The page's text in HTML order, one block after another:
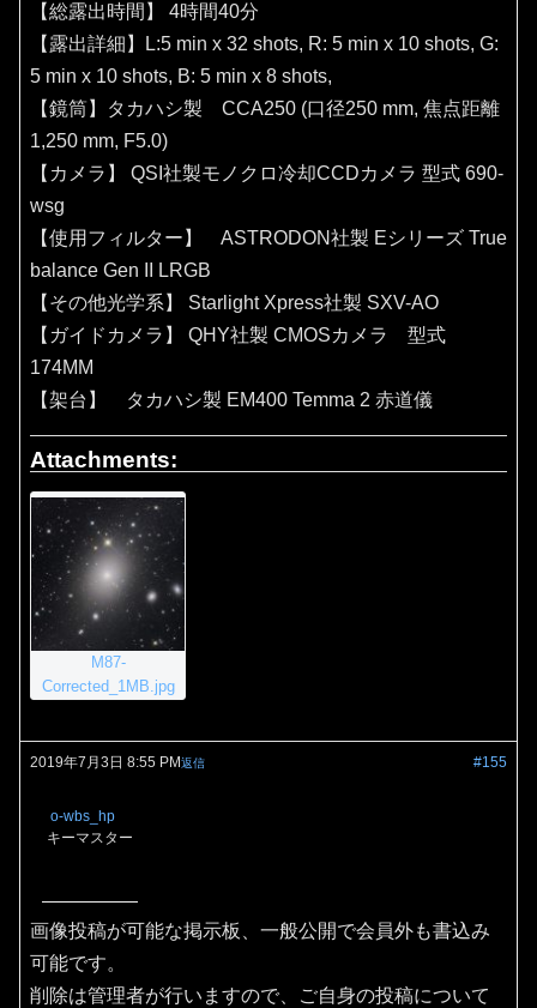
【総露出時間】 4時間40分
【露出詳細】L:5 min x 32 shots, R: 5 min x 10 shots, G:
5 min x 10 shots, B: 5 min x 8 shots,
【鏡筒】タカハシ製 CCA250 (口径250 mm, 焦点距離
1,250 mm, F5.0)
【カメラ】 QSI社製モノクロ冷却CCDカメラ 型式 690-
wsg
【使用フィルター】 ASTRODON社製 Eシリーズ True
balance Gen II LRGB
【その他光学系】 Starlight Xpress社製 SXV-AO
【ガイドカメラ】 QHY社製 CMOSカメラ 型式
174MM
【架台】 タカハシ製 EM400 Temma 2 赤道儀
Attachments:
M87-
Corrected_1MB.jpg
2019年7月3日 8:55 PM #155
返信
o-wbs_hp
キーマスター
画像投稿が可能な掲示板、一般公開で会員外も書込み
可能です。
削除は管理者が行いますので、ご自身の投稿について